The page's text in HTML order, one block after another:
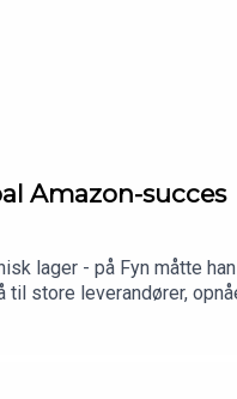
Amazon-succes
lager - på Fyn måtte
store leverandører,
han virksomheden
til Jesper Buch.